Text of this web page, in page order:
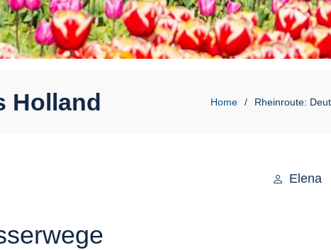
Holland Home Rheinroute:
Elena